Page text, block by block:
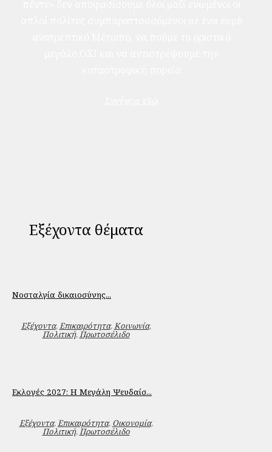
Εξέχοντα θέματα
Νοσταλγία δικαιοσύνης...
Εξέχοντα,Επικαιρότητα,Κοινωνία,
Πολιτική,Πρωτοσέλιδο
Εκλογές 2027: Η Μεγάλη Ψευδαίσ...
Εξέχοντα,Επικαιρότητα, Οικονομία,
Πολιτική,Πρωτοσέλιδο